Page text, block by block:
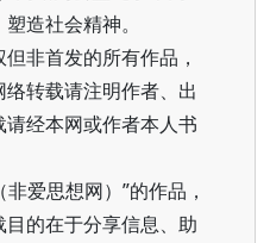
造社会精神。
非首发的所有作品，
转载请注明作者、出
经本网或作者本人书
爱思想网）”的作品，
的在于分享信息、助